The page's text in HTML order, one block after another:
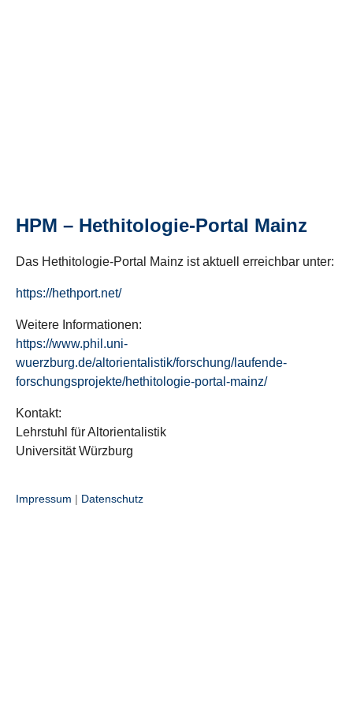
HPM – Hethitologie-Portal Mainz
Das Hethitologie-Portal Mainz ist aktuell erreichbar unter:
https://hethport.net/
Weitere Informationen:
https://www.phil.uni-
wuerzburg.de/altorientalistik/forschung/laufende-
forschungsprojekte/hethitologie-portal-mainz/
Kontakt:
Lehrstuhl für Altorientalistik
Universität Würzburg
Impressum | Datenschutz